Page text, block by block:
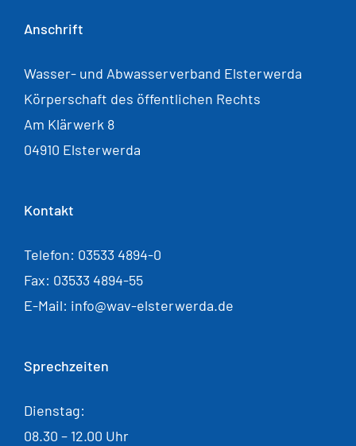
Anschrift
Wasser- und Abwasserverband Elsterwerda
Körperschaft des öffentlichen Rechts
Am Klärwerk 8
04910 Elsterwerda
Kontakt
Telefon: 03533 4894-0
Fax: 03533 4894-55
E-Mail: info@wav-elsterwerda.de
Sprechzeiten
Dienstag:
08.30 – 12.00 Uhr